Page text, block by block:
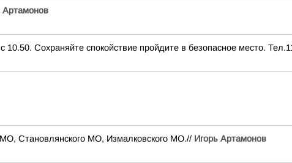
Артамонов
Сохраняйте спокойствие пройдите в безопасное место.
Становлянского МО, Измалковского МО.// Игорь Артамонов